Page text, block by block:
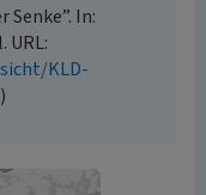
In:
URL:
KLD-